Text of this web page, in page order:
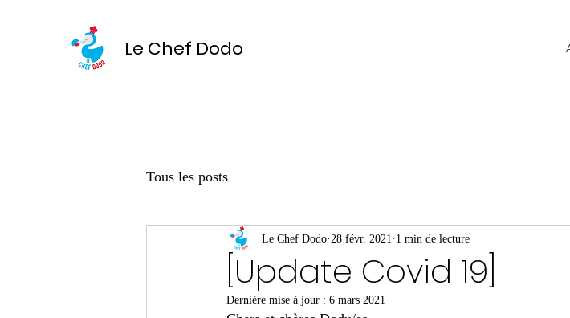
Le Chef Dodo
Tous les posts
[Update Covid 19]
Le Chef Dodo 28 févr. 2021 1 min de lecture
Dernière mise à jour : 6 mars 2021